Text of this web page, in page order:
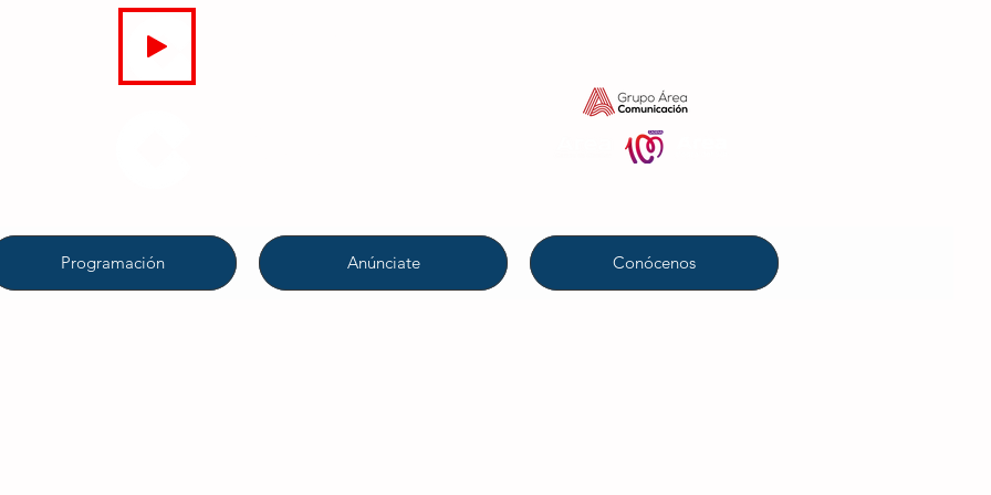
Programación Anúnciate Conócenos